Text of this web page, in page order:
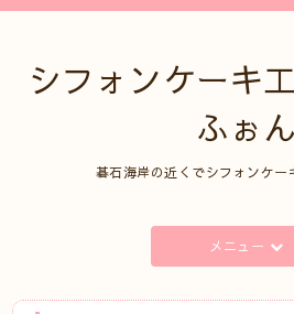
シフォンケーキ
ふぉん
碁石海岸の近くでシフォンケー
メニュー